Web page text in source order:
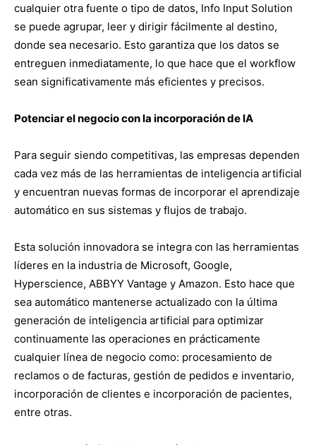
cualquier otra fuente o tipo de datos, Info Input Solution
se puede agrupar, leer y dirigir fácilmente al destino,
donde sea necesario. Esto garantiza que los datos se
entreguen inmediatamente, lo que hace que el workflow
sean significativamente más eficientes y precisos.
Potenciar el negocio con la incorporación de IA
Para seguir siendo competitivas, las empresas dependen
cada vez más de las herramientas de inteligencia artificial
y encuentran nuevas formas de incorporar el aprendizaje
automático en sus sistemas y flujos de trabajo.
Esta solución innovadora se integra con las herramientas
líderes en la industria de Microsoft, Google,
Hyperscience, ABBYY Vantage y Amazon. Esto hace que
sea automático mantenerse actualizado con la última
generación de inteligencia artificial para optimizar
continuamente las operaciones en prácticamente
cualquier línea de negocio como: procesamiento de
reclamos o de facturas, gestión de pedidos e inventario,
incorporación de clientes e incorporación de pacientes,
entre otras.